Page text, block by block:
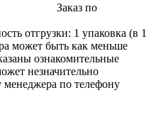
Заказ по
отгрузки: 1 упаковка (в 1
может быть как меньше
ознакомительные
незначительно
менеджера по телефону